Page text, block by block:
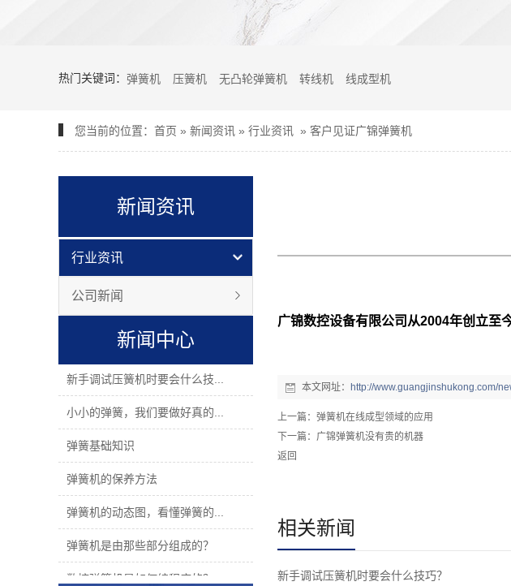
热门关键词： 弹簧机 压簧机 无凸轮弹簧机 转线机 线成型机
您当前的位置： 首页 » 新闻资讯 » 行业资讯 » 客户见证广锦弹簧机
新闻资讯
行业资讯
公司新闻
新闻中心
新手调试压簧机时要会什么技...
小小的弹簧，我们要做好真的...
弹簧基础知识
弹簧机的保养方法
弹簧机的动态图，看懂弹簧的...
弹簧机是由那些部分组成的？
数控弹簧机是如何编程序的？
广锦数控设备有限公司从2004年创立至
本文网址： http://www.guangjinshukong.com/
上一篇： 弹簧机在线成型领域的应用
下一篇： 广锦弹簧机没有贵的机器
返回
相关新闻
新手调试压簧机时要会什么技巧？